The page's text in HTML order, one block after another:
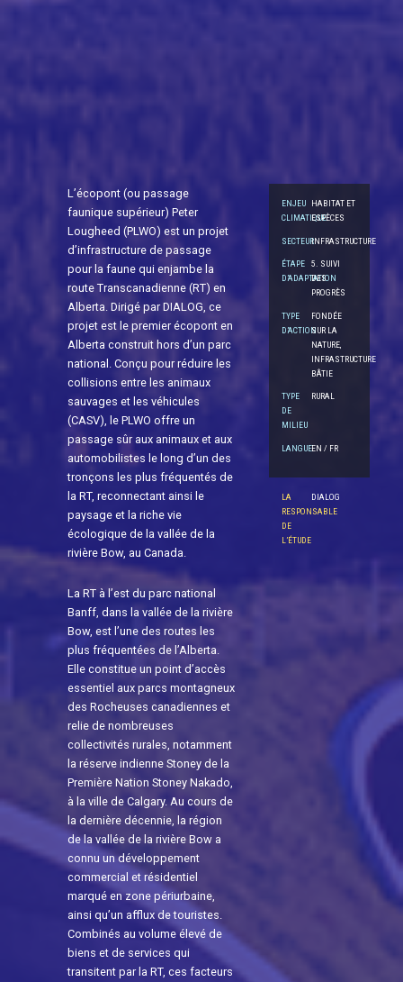
L’écopont (ou passage
faunique supérieur) Peter
Lougheed (PLWO) est un projet
d’infrastructure de passage
pour la faune qui enjambe la
route Transcanadienne (RT) en
Alberta. Dirigé par DIALOG, ce
projet est le premier écopont en
Alberta construit hors d’un parc
national. Conçu pour réduire les
collisions entre les animaux
sauvages et les véhicules
(CASV), le PLWO offre un
passage sûr aux animaux et aux
automobilistes le long d’un des
tronçons les plus fréquentés de
la RT, reconnectant ainsi le
paysage et la riche vie
écologique de la vallée de la
rivière Bow, au Canada.
La RT à l’est du parc national
Banff, dans la vallée de la rivière
Bow, est l’une des routes les
plus fréquentées de l’Alberta.
Elle constitue un point d’accès
essentiel aux parcs montagneux
des Rocheuses canadiennes et
relie de nombreuses
collectivités rurales, notamment
la réserve indienne Stoney de la
Première Nation Stoney Nakado,
à la ville de Calgary. Au cours de
la dernière décennie, la région
de la vallée de la rivière Bow a
connu un développement
commercial et résidentiel
marqué en zone périurbaine,
ainsi qu’un afflux de touristes.
Combinés au volume élevé de
biens et de services qui
transitent par la RT, ces facteurs
ENJEU
CLIMATIQUE
HABITAT ET
ESPÈCES
SECTEURINFRASTRUCTURE
ÉTAPE
D’ADAPTATION
5. SUIVI
DES
PROGRÈS
TYPE
D’ACTION
FONDÉE
SUR LA
NATURE,
INFRASTRUCTURE
BÂTIE
TYPE
DE
MILIEU
RURAL
LANGUEEN / FR
LA
RESPONSABLE
DE
L’ÉTUDE
DIALOG